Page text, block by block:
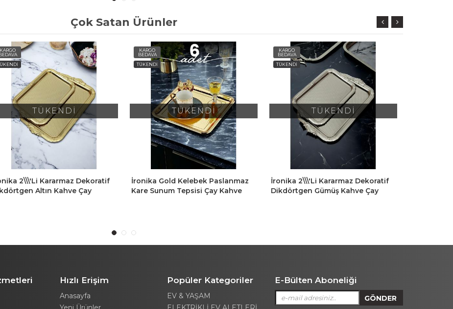
Çok Satan Ürünler
KARGO
TÜKENDİ
2\\\'li Kararmaz Dekoratif
Altın Kahve Çay
KARGO
BEDAVA
TÜKENDİ
TÜKENDİ
İronika Gold Kelebek Paslanmaz
Kare Sunum Tepsisi Çay Kahve
KARGO
BEDAVA
TÜKENDİ
TÜKENDİ
İronika 2\\\'li Kararmaz Dekoratif
Dikdörtgen Gümüş Kahve Çay
Hızlı Erişim
Anasayfa
Popüler Kategoriler
EV & YAŞAM
E-Bülten Aboneliği